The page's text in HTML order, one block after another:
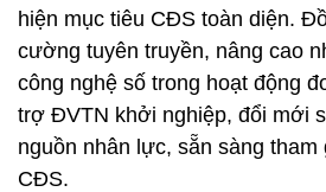
hiện mục tiêu CĐS toàn diện.
cường tuyên truyền, nâng cao
công nghệ số trong hoạt động
trợ ĐVTN khởi nghiệp, đổi mới
nguồn nhân lực, sẵn sàng tham
CĐS.